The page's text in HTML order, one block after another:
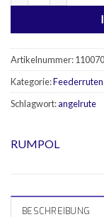
Artikelnummer:110070
Kategorie:Feederruten
Schlagwort:angelrute
RUMPOL
BESCHREIBUNG